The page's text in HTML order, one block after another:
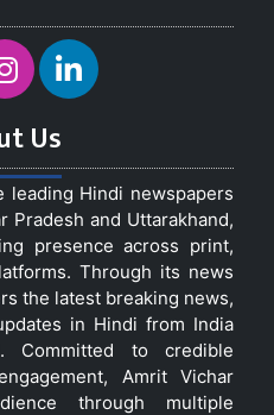
Us
Hindi newspapers
Pradesh and Uttarakhand,
presence across print,
Through its news
the latest breaking news,
in Hindi from India
Committed to credible
Amrit Vichar
through multiple